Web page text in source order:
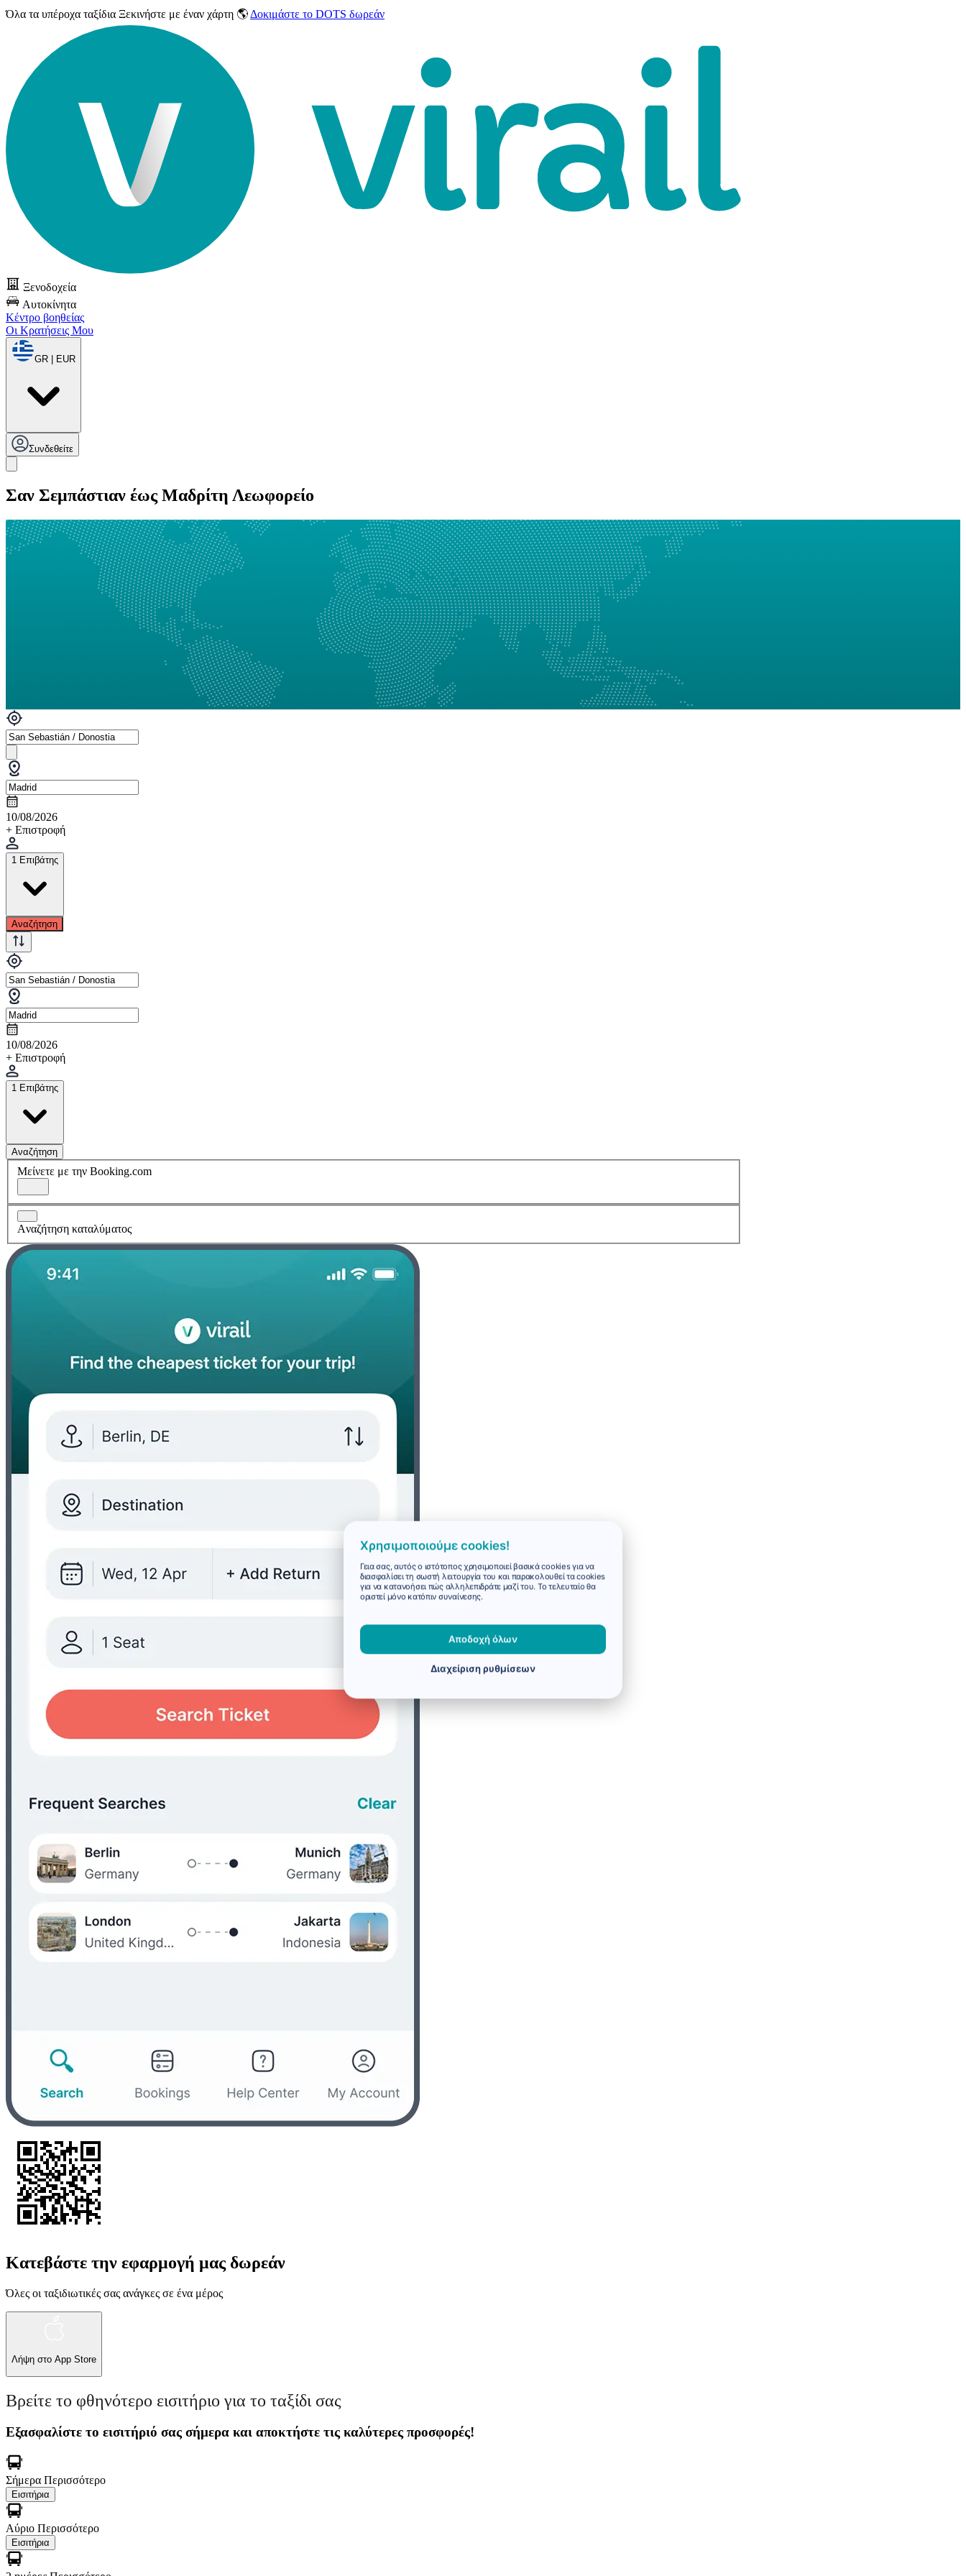
Όλα τα υπέροχα ταξίδια Ξεκινήστε με έναν χάρτη 🌎 Δοκιμάστε το DOTS δωρεάν
Ξενοδοχεία
Αυτοκίνητα
Κέντρο βοηθείας
Οι Κρατήσεις Μου
GR | EUR
Συνδεθείτε
Σαν Σεμπάστιαν έως Μαδρίτη Λεωφορείο
10/08/2026
+ Επιστροφή
1 Επιβάτης
Αναζήτηση
10/08/2026
+ Επιστροφή
1 Επιβάτης
Αναζήτηση
Μείνετε με την Booking.com
Aναζήτηση καταλύματος
Κατεβάστε την εφαρμογή μας δωρεάν
Όλες οι ταξιδιωτικές σας ανάγκες σε ένα μέρος
Λήψη στο App Store
Βρείτε το φθηνότερο εισιτήριο για το ταξίδι σας
Εξασφαλίστε το εισιτήριό σας σήμερα και αποκτήστε τις καλύτερες προσφορές!
Σήμερα Περισσότερο
Εισιτήρια
Αύριο Περισσότερο
Εισιτήρια
Χρησιμοποιούμε cookies!
Γεια σας, αυτός ο ιστότοπος χρησιμοποιεί βασικά cookies για να
διασφαλίσει τη σωστή λειτουργία του και παρακολουθεί τα cookies
για να κατανοήσει πώς αλληλεπιδράτε μαζί του. Το τελευταίο θα
οριστεί μόνο κατόπιν συναίνεσης.
Αποδοχή όλων
Διαχείριση ρυθμίσεων